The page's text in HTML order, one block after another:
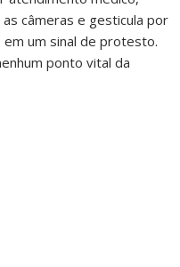
câmeras e gesticula por
um sinal de protesto.
ponto vital da